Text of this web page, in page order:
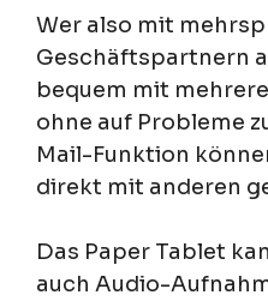
Wer also mit
Geschäftspartnern
bequem mit
ohne auf Probleme
Mail-Funktion
direkt mit anderen
Das Paper Tablet
auch Audio-